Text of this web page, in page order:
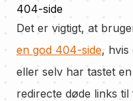
404-side
Det er vigtigt, at
en god 404-side, hvis
eller selv har tastet
redirecte døde links